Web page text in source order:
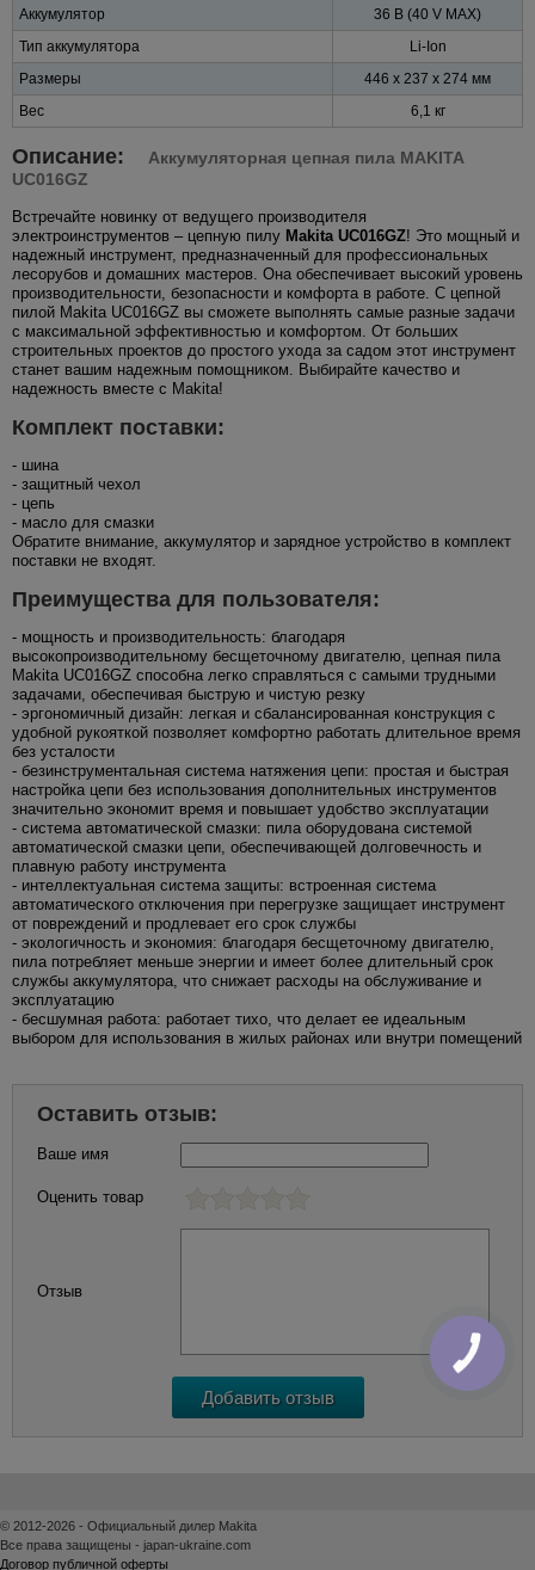
Аккумулятор
36 В (40 V MAX)
Тип аккумулятора
Li-Ion
Размеры
446 x 237 x 274 мм
Вес
6,1 кг
Описание:
Аккумуляторная цепная пила MAKITA
UC016GZ
Встречайте новинку от ведущего производителя
электроинструментов – цепную пилу Makita UC016GZ! Это мощный и
надежный инструмент, предназначенный для профессиональных
лесорубов и домашних мастеров. Она обеспечивает высокий уровень
производительности, безопасности и комфорта в работе. С цепной
пилой Makita UC016GZ вы сможете выполнять самые разные задачи
с максимальной эффективностью и комфортом. От больших
строительных проектов до простого ухода за садом этот инструмент
станет вашим надежным помощником. Выбирайте качество и
надежность вместе с Makita!
Комплект поставки:
- шина
- защитный чехол
- цепь
- масло для смазки
Обратите внимание, аккумулятор и зарядное устройство в комплект
поставки не входят.
Преимущества для пользователя:
- мощность и производительность: благодаря
высокопроизводительному бесщеточному двигателю, цепная пила
Makita UC016GZ способна легко справляться с самыми трудными
задачами, обеспечивая быструю и чистую резку
- эргономичный дизайн: легкая и сбалансированная конструкция с
удобной рукояткой позволяет комфортно работать длительное время
без усталости
- безинструментальная система натяжения цепи: простая и быстрая
настройка цепи без использования дополнительных инструментов
значительно экономит время и повышает удобство эксплуатации
- система автоматической смазки: пила оборудована системой
автоматической смазки цепи, обеспечивающей долговечность и
плавную работу инструмента
- интеллектуальная система защиты: встроенная система
автоматического отключения при перегрузке защищает инструмент
от повреждений и продлевает его срок службы
- экологичность и экономия: благодаря беcщеточному двигателю,
пила потребляет меньше энергии и имеет более длительный срок
службы аккумулятора, что снижает расходы на обслуживание и
эксплуатацию
- бесшумная работа: работает тихо, что делает ее идеальным
выбором для использования в жилых районах или внутри помещений
Оставить отзыв:
Ваше имя
Оценить товар
Отзыв
© 2012-2026 - Официальный дилер Makita
Все права защищены - japan-ukraine.com
Договор публичной оферты
КНОПКА
ЗВ'ЯЗКУ